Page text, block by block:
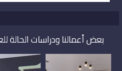
بعض أعمالنا ودراسات الحالة